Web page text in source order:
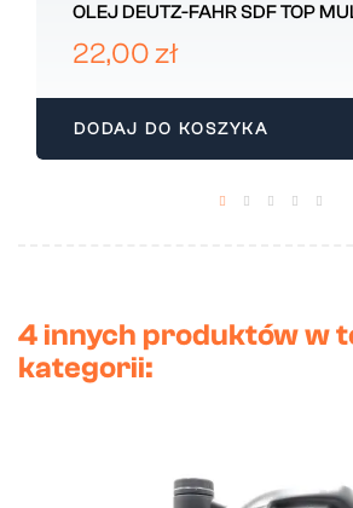
OLEJ DEUTZ-FAHR SDF TOP
LUZ
22,00 zł
DODAJ DO KOSZYKA
4 innych produktów w
kategorii: